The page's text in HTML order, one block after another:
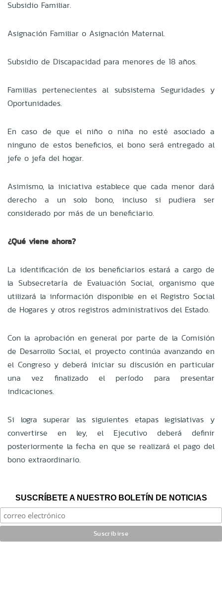
Subsidio Familiar.
Asignación Familiar o Asignación Maternal.
Subsidio de Discapacidad para menores de 18 años.
Familias pertenecientes al subsistema Seguridades y
Oportunidades.
En caso de que el niño o niña no esté asociado a
ninguno de estos beneficios, el bono será entregado al
jefe o jefa del hogar.
Asimismo, la iniciativa establece que cada menor dará
derecho a un solo bono, incluso si pudiera ser
considerado por más de un beneficiario.
¿Qué viene ahora?
La identificación de los beneficiarios estará a cargo de
la Subsecretaría de Evaluación Social, organismo que
utilizará la información disponible en el Registro Social
de Hogares y otros registros administrativos del Estado.
Con la aprobación en general por parte de la Comisión
de Desarrollo Social, el proyecto continúa avanzando en
el Congreso y deberá iniciar su discusión en particular
una vez finalizado el período para presentar
indicaciones.
Si logra superar las siguientes etapas legislativas y
convertirse en ley, el Ejecutivo deberá definir
posteriormente la fecha en que se realizará el pago del
bono extraordinario.
SUSCRÍBETE A NUESTRO BOLETÍN DE NOTICIAS